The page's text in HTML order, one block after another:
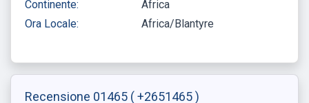
Continente:
Africa
Ora Locale:
Africa/Blantyre
Recensione 01465 ( +2651465 )